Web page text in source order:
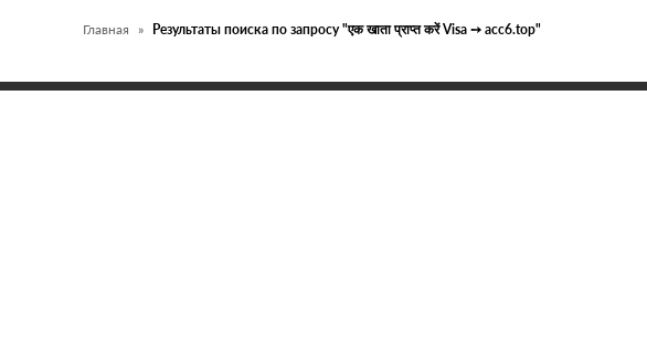
Главная Результаты поиска по запросу "एक खाता प्राप्त करें Visa ➙ acc6.top"